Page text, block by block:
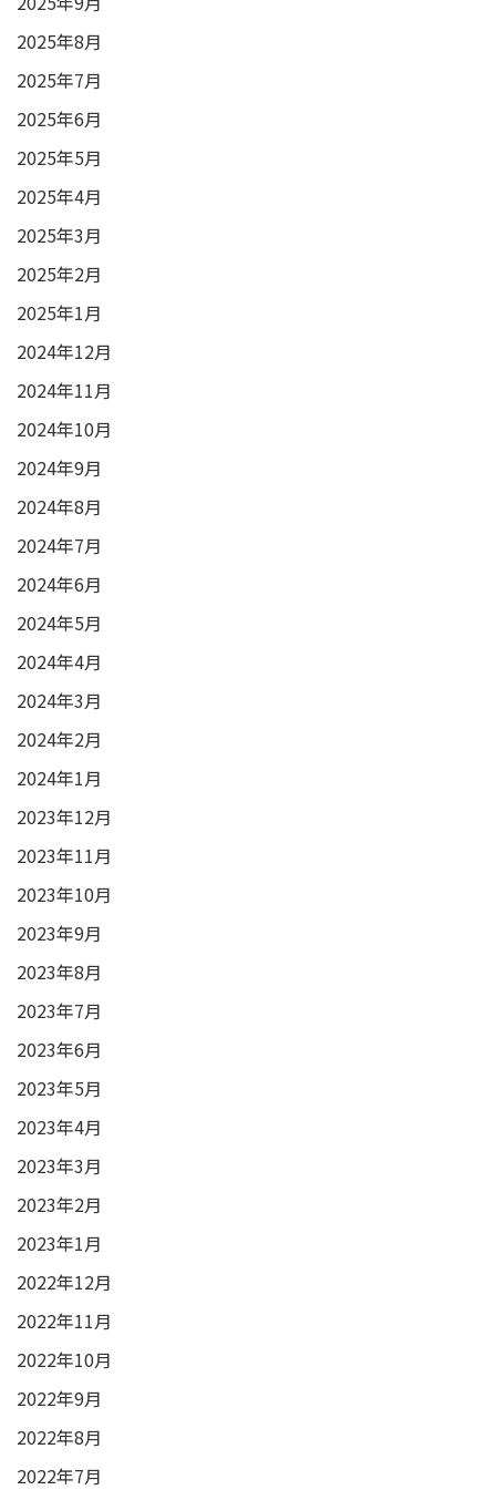
2025年8月
2025年7月
2025年6月
2025年5月
2025年4月
2025年3月
2025年2月
2025年1月
2024年12月
2024年11月
2024年10月
2024年9月
2024年8月
2024年7月
2024年6月
2024年5月
2024年4月
2024年3月
2024年2月
2024年1月
2023年12月
2023年11月
2023年10月
2023年9月
2023年8月
2023年7月
2023年6月
2023年5月
2023年4月
2023年3月
2023年2月
2023年1月
2022年12月
2022年11月
2022年10月
2022年9月
2022年8月
2022年7月